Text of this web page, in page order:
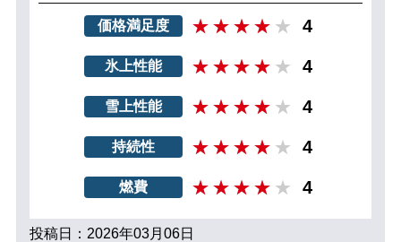
価格満足度 4
氷上性能 4
雪上性能 4
持続性 4
燃費 4
投稿日：2026年03月06日